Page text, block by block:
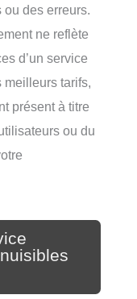
des erreurs.
ne reflète
d’un service
tarifs,
présent à titre
ou du